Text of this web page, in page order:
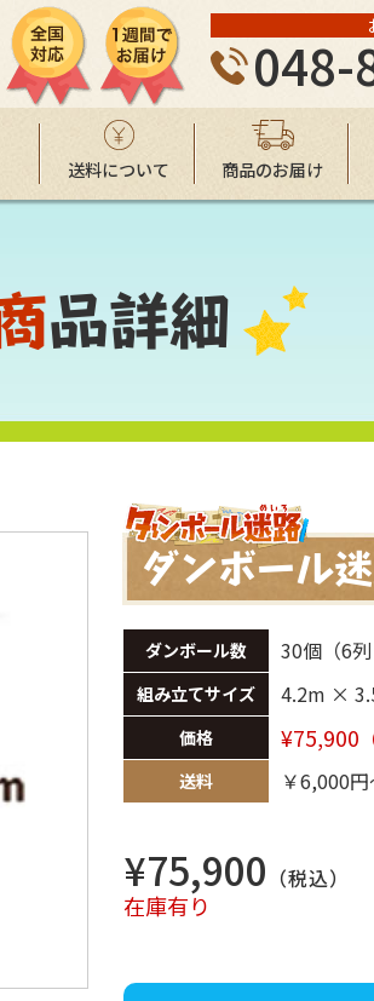
048-
送料について 商品のお届け
商品詳細
ダンボール
ダンボール数 30個（6
組み立てサイズ 4.2m ×
価格 ¥75,900
送料 ￥6,000円
¥75,900 （税込）
在庫有り